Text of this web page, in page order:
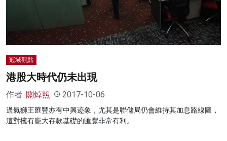
冠域觀點
港股大時代仍未出現
作者: 關焯照 2017-10-06
過氣獅王匯豐亦有中興迹象，尤其是聯儲局仍會維持其加息路線圖，
這對擁有龐大存款基礎的匯豐非常有利。